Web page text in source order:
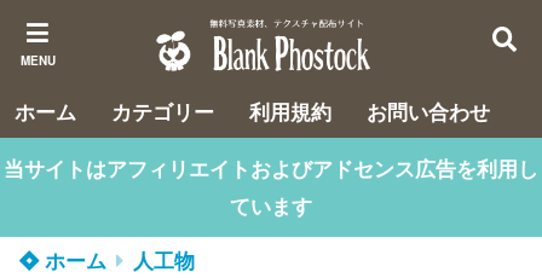
MENU
ホーム カテゴリー 利用規約
お問い合わせ
当サイトはアフィリエイトおよびアドセンス広告を利用し
ています
ホーム
人工物